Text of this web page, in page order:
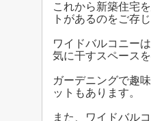
これから新築住宅
トがあるのをご存
ワイドバルコニー
気に干すスペース
ガーデニングで趣
ットもあります。
また、ワイドバル